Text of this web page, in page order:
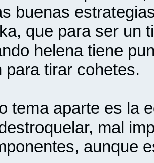
buenas
que para ser un
helena tiene
para tirar cohetes.
tema aparte es la
mal
aunque